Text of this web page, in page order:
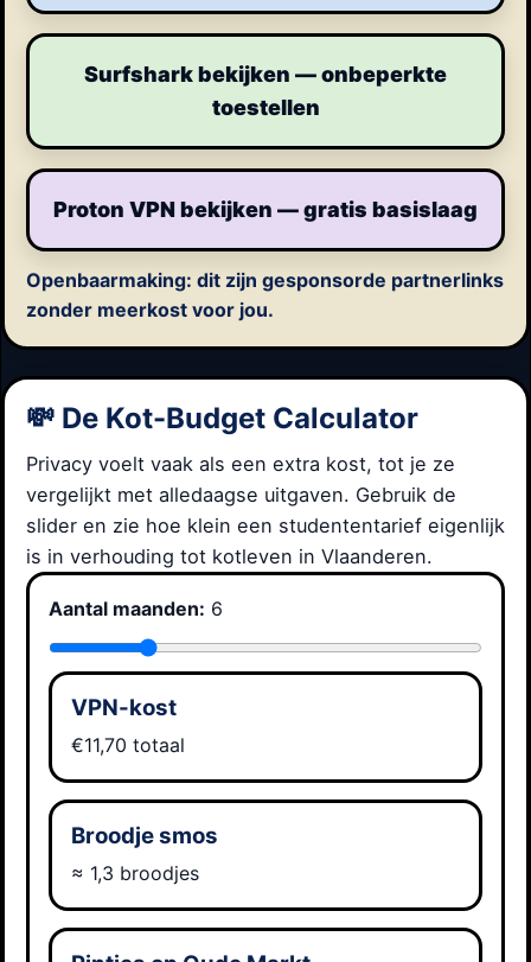
Surfshark bekijken — onbeperkte
toestellen
Proton VPN bekijken — gratis basislaag
Openbaarmaking: dit zijn gesponsorde partnerlinks
zonder meerkost voor jou.
💸 De Kot-Budget Calculator
Privacy voelt vaak als een extra kost, tot je ze
vergelijkt met alledaagse uitgaven. Gebruik de
slider en zie hoe klein een studententarief eigenlijk
is in verhouding tot kotleven in Vlaanderen.
Aantal maanden: 6
VPN-kost
€11,70 totaal
Broodje smos
≈ 1,3 broodjes